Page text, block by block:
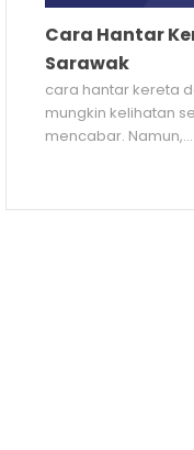
Cara Hantar
Sarawak
cara hantar kereta
mungkin kelihatan
mencabar. Namun,...